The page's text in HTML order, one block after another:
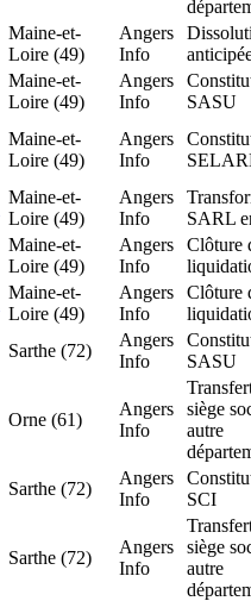
Maine-et-
Loire (49)
Angers
Info
Maine-et-
Loire (49)
Angers
Info
SASU
Maine-et-
Loire (49)
Angers
Info
Maine-et-
Loire (49)
Angers
Info
SARL
Maine-et-
Loire (49)
Angers
Info
Clôture
Maine-et-
Loire (49)
Angers
Info
Clôture
Sarthe (72)
Angers
Info
SASU
Orne (61)
Angers
Info
siège
autre
Sarthe (72)
Angers
Info
SCI
Sarthe (72)
Angers
Info
siège
autre